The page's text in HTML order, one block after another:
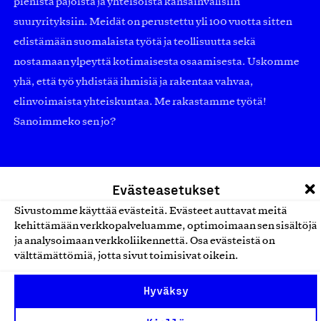
Evästeasetukset
Sivustomme käyttää evästeitä. Evästeet auttavat meitä
kehittämään verkkopalveluamme, optimoimaan sen sisältöjä
ja analysoimaan verkkoliikennettä. Osa evästeistä on
välttämättömiä, jotta sivut toimisivat oikein.
Hyväksy
pienistä pajoista ja yhteisöistä kansainvälisiin
suuryrityksiin. Meidät on perustettu yli 100 vuotta sitten
edistämään suomalaista työtä ja teollisuutta sekä
nostamaan ylpeyttä kotimaisesta osaamisesta. Uskomme
yhä, että työ yhdistää ihmisiä ja rakentaa vahvaa,
elinvoimaista yhteiskuntaa. Me rakastamme työtä!
Sanoimmeko sen jo?
00130 Helsinki
Finland
asiakaspalvelu@suomalainentyo.fi